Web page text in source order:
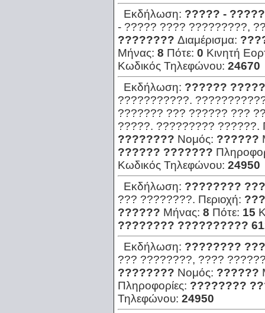
Εκδήλωση: ????? -
- ????? ???? ?????????,
???????? Διαμέρισμα:
Μήνας: 8 Πότε: 0 Κινητή
Κωδικός Τηλεφώνου: 24670
Εκδήλωση: ??????
???????????.
??????? ??? ?????? ???
?????. ????????? ??????.
???????? Νομός: ??????
?????? ???????
Κωδικός Τηλεφώνου: 24950
Εκδήλωση: ????????
??? ????????. Περιοχή:
?????? Μήνας: 8 Πότε: 15
???????? ??????????
Εκδήλωση: ????????
??? ????????, ????
???????? Νομός: ??????
Πληροφορίες: ????????
Τηλεφώνου: 24950